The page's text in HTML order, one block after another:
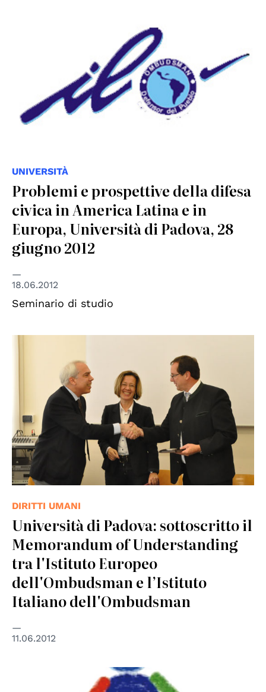
UNIVERSITÀ
Problemi e prospettive della difesa
civica in America Latina e in
Europa, Università di Padova, 28
giugno 2012
18.06.2012
Seminario di studio
DIRITTI UMANI
Università di Padova: sottoscritto il
Memorandum of Understanding
tra l'Istituto Europeo
dell'Ombudsman e l’Istituto
Italiano dell'Ombudsman
11.06.2012
© Regione del Veneto